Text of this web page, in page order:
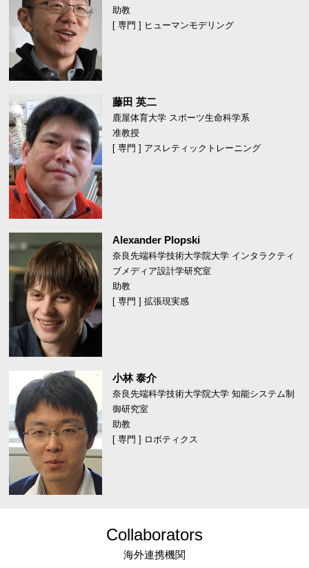
助教
[ 専門 ] ヒューマンモデリング
藤田 英二
鹿屋体育大学 スポーツ生命科学系
准教授
[ 専門 ] アスレティックトレーニング
Alexander Plopski
奈良先端科学技術大学院大学 インタラクティ
ブメディア設計学研究室
助教
[ 専門 ] 拡張現実感
小林 泰介
奈良先端科学技術大学院大学 知能システム制
御研究室
助教
[ 専門 ] ロボティクス
Collaborators
海外連携機関